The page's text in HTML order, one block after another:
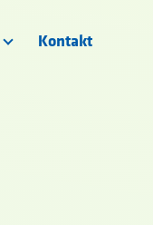
Kontakt